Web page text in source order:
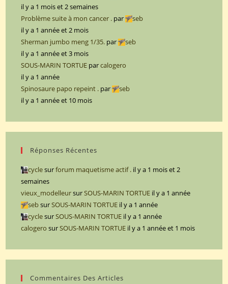
il y a 1 mois et 2 semaines
Problème suite à mon cancer . par
seb
il y a 1 année et 2 mois
Sherman jumbo meng 1/35. par
seb
il y a 1 année et 3 mois
SOUS-MARIN TORTUE parcalogero
il y a 1 année
Spinosaure papo repeint . par
seb
il y a 1 année et 10 mois
Réponses Récentes
cyclesurforum maquetisme actif . il y a 1 mois et 2
semaines
vieux_modelleursurSOUS-MARIN TORTUE il y a 1 année
sebsurSOUS-MARIN TORTUE il y a 1 année
cyclesurSOUS-MARIN TORTUE il y a 1 année
calogero surSOUS-MARIN TORTUE il y a 1 année et 1 mois
Commentaires Des Articles